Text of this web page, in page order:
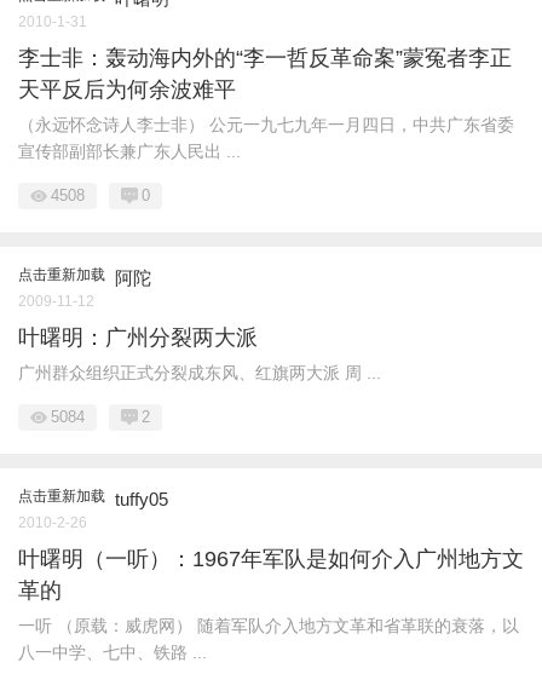
2010-1-31
李士非：轰动海内外的“李一哲反革命案”蒙冤者李正
天平反后为何余波难平
（永远怀念诗人李士非） 公元一九七九年一月四日，中共广东省委
宣传部副部长兼广东人民出 ...
4508 0
点击重新加载 阿陀
2009-11-12
叶曙明：广州分裂两大派
广州群众组织正式分裂成东风、红旗两大派 周 ...
5084 2
点击重新加载 tuffy05
2010-2-26
叶曙明（一听）：1967年军队是如何介入广州地方文
革的
一听 （原载：威虎网） 随着军队介入地方文革和省革联的衰落，以
八一中学、七中、铁路 ...